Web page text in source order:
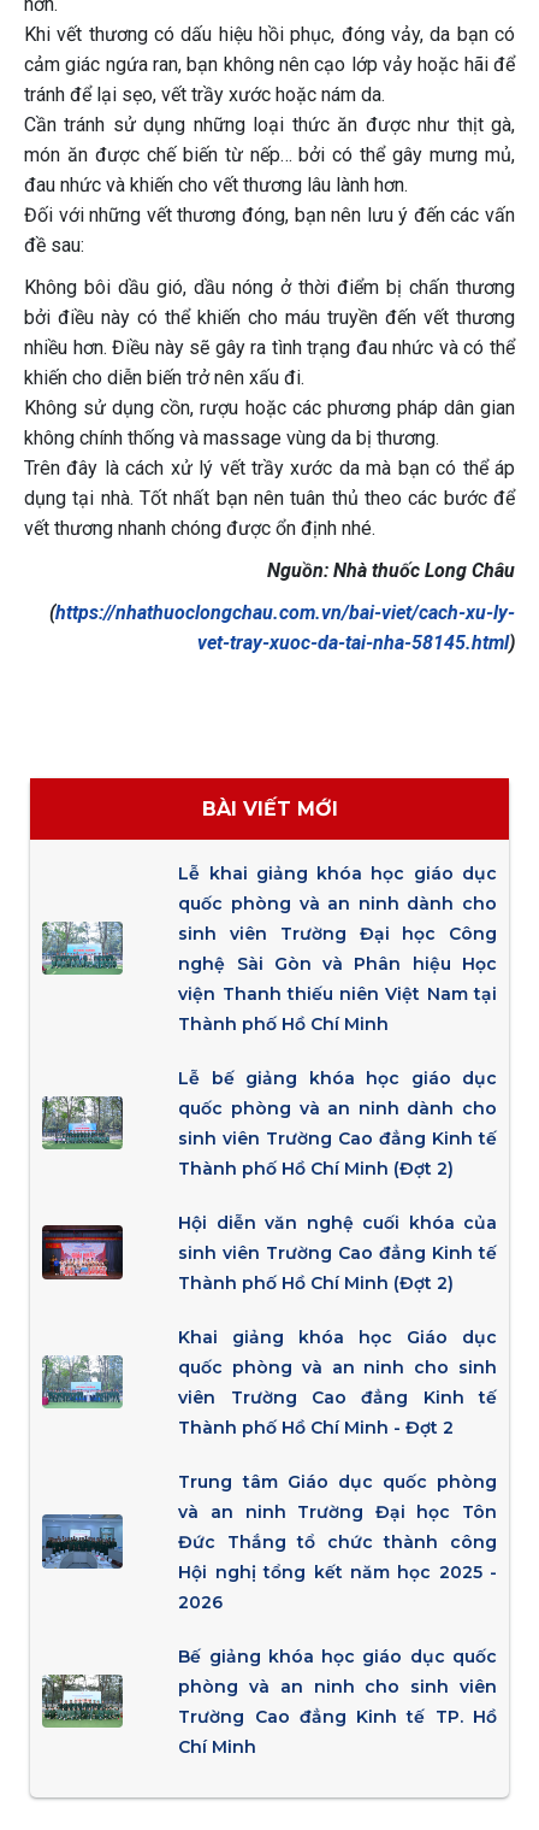
Khi vết thương có dấu hiệu hồi phục, đóng vảy, da bạn có
cảm giác ngứa ran, bạn không nên cạo lớp vảy hoặc hãi để
tránh để lại sẹo, vết trầy xước hoặc nám da.
Cần tránh sử dụng những loại thức ăn được như thịt gà,
món ăn được chế biến từ nếp… bởi có thể gây mưng mủ,
đau nhức và khiến cho vết thương lâu lành hơn.
Đối với những vết thương đóng, bạn nên lưu ý đến các vấn
đề sau:
Không bôi dầu gió, dầu nóng ở thời điểm bị chấn thương
bởi điều này có thể khiến cho máu truyền đến vết thương
nhiều hơn. Điều này sẽ gây ra tình trạng đau nhức và có thể
khiến cho diễn biến trở nên xấu đi.
Không sử dụng cồn, rượu hoặc các phương pháp dân gian
không chính thống và massage vùng da bị thương.
Trên đây là cách xử lý vết trầy xước da mà bạn có thể áp
dụng tại nhà. Tốt nhất bạn nên tuân thủ theo các bước để
vết thương nhanh chóng được ổn định nhé.
Nguồn: Nhà thuốc Long Châu
(https://nhathuoclongchau.com.vn/bai-viet/cach-xu-ly-
vet-tray-xuoc-da-tai-nha-58145.html)
BÀI VIẾT MỚI
Lễ khai giảng khóa học giáo dục
quốc phòng và an ninh dành cho
sinh viên Trường Đại học Công
nghệ Sài Gòn và Phân hiệu Học
viện Thanh thiếu niên Việt Nam tại
Thành phố Hồ Chí Minh
Lễ bế giảng khóa học giáo dục
quốc phòng và an ninh dành cho
sinh viên Trường Cao đẳng Kinh tế
Thành phố Hồ Chí Minh (Đợt 2)
Hội diễn văn nghệ cuối khóa của
sinh viên Trường Cao đẳng Kinh tế
Thành phố Hồ Chí Minh (Đợt 2)
Khai giảng khóa học Giáo dục
quốc phòng và an ninh cho sinh
viên Trường Cao đẳng Kinh tế
Thành phố Hồ Chí Minh - Đợt 2
Trung tâm Giáo dục quốc phòng
và an ninh Trường Đại học Tôn
Đức Thắng tổ chức thành công
Hội nghị tổng kết năm học 2025 -
2026
Bế giảng khóa học giáo dục quốc
phòng và an ninh cho sinh viên
Trường Cao đẳng Kinh tế TP. Hồ
Chí Minh